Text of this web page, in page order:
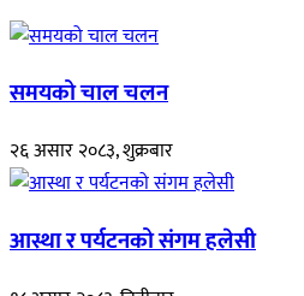
समयको चाल चलन
२६ असार २०८३, शुक्रबार
आस्था र पर्यटनको संगम हलेसी